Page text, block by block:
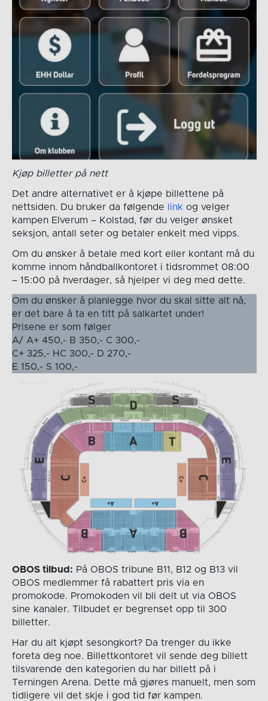
Kjøp billetter på nett
Det andre alternativet er å kjøpe billettene på
nettsiden. Du bruker da følgende
linkog velger
kampen Elverum – Kolstad, før du velger ønsket
seksjon, antall seter og betaler enkelt med vipps.
Om du ønsker å betale med kort eller kontant må du
komme innom håndballkontoret i tidsrommet 08:00
– 15:00 på hverdager, så hjelper vi deg med dette.
Om du ønsker å planlegge hvor du skal sitte alt nå,
er det bare å ta en titt på salkartet under!
Prisene er som følger
A/ A+ 450,- B 350,- C 300,-
C+ 325,- HC 300,- D 270,-
E 150,- S 100,-
OBOS tilbud: På OBOS tribune B11, B12 og B13 vil
OBOS medlemmer få rabattert pris via en
promokode. Promokoden vil bli delt ut via OBOS
sine kanaler. Tilbudet er begrenset opp til 300
billetter.
Har du alt kjøpt sesongkort? Da trenger du ikke
foreta deg noe. Billettkontoret vil sende deg billett
tilsvarende den kategorien du har billett på i
Terningen Arena. Dette må gjøres manuelt, men som
tidligere vil det skje i god tid før kampen.